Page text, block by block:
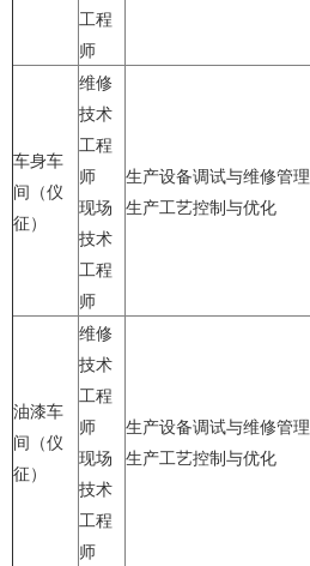
工程
师
车身车
间（仪
征）
维修
技术
工程
师
现场
技术
工程
师
生产设备调试与维修管理
生产工艺控制与优化
油漆车
间（仪
征）
维修
技术
工程
师
现场
技术
工程
师
生产设备调试与维修管理
生产工艺控制与优化